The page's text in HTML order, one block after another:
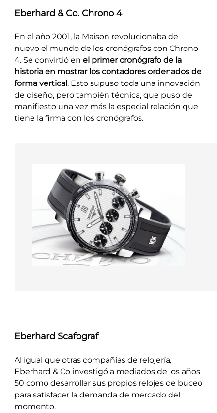
Eberhard & Co. Chrono 4
En el año 2001, la Maison revolucionaba de
nuevo el mundo de los cronógrafos con Chrono
4. Se convirtió en el primer cronógrafo de la
historia en mostrar los contadores ordenados de
forma vertical . Esto supuso toda una innovación
de diseño, pero también técnica, que puso de
manifiesto una vez más la especial relación que
tiene la firma con los cronógrafos.
Eberhard Scafograf
Al igual que otras compañías de relojería,
Eberhard & Co investigó a mediados de los años
50 como desarrollar sus propios relojes de buceo
para satisfacer la demanda de mercado del
momento.